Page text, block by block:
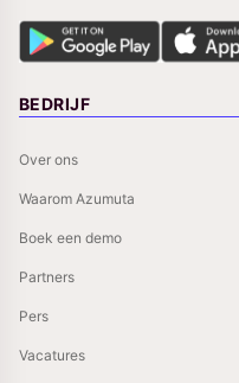
BEDRIJF
Over ons
Waarom Azumuta
Boek een demo
Partners
Pers
Vacatures